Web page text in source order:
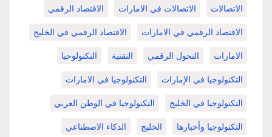
الاتصالات الاتصالات في الامارات الاقتصاد الرقمي
الاقتصاد الرقمي في الامارات الاقتصاد الرقمي في الخليج
الامارات التحول الرقمي التقنية التكنولوجيا
التكنولوجيا في الإمارات التكنولوجيا في الامارات
التكنولوجيا في الخليج التكنولوجيا في الوطن العربي
التكنولوجيا وأخبارها الخليج الذكاء الاصطناعي